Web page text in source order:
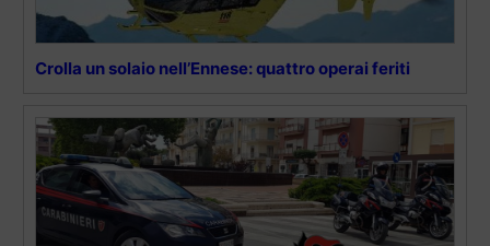
Crolla un solaio nell’Ennese: quattro operai feriti